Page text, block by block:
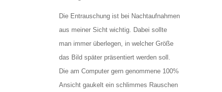
Die Entrauschung ist bei Nachtaufnahmen
aus meiner Sicht wichtig. Dabei sollte
man immer überlegen, in welcher Größe
das Bild später präsentiert werden soll.
Die am Computer gern genommene 100%
Ansicht gaukelt ein schlimmes Rauschen